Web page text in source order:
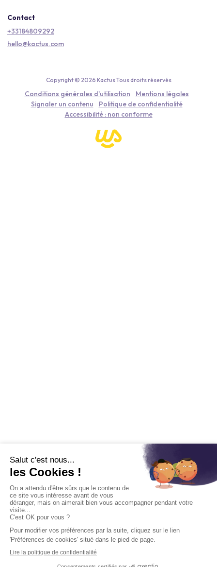
Contact
+33184809292
hello@kactus.com
Copyright © 2026 Kactus Tous droits réservés
Conditions générales d'utilisation
Mentions légales
Signaler un contenu
Politique de confidentialité
Accessibilité : non conforme